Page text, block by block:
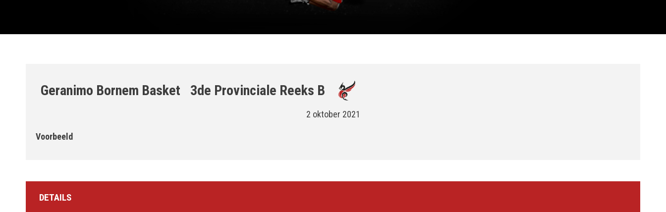
Geranimo Bornem Basket 3de Provinciale Reeks B
2 oktober 2021
Voorbeeld
DETAILS